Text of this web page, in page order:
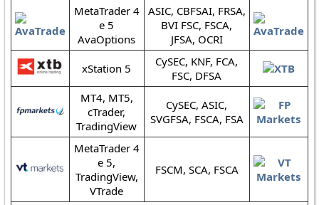
MetaTrader 4
e 5
AvaOptions
ASIC, CBFSAI, FRSA,
BVI FSC, FSCA,
JFSA, OCRI
xStation 5
CySEC, KNF, FCA,
FSC, DFSA
MT4, MT5,
cTrader,
TradingView
CySEC, ASIC,
SVGFSA, FSCA, FSA
MetaTrader 4
e 5,
TradingView,
VTrade
FSCM, SCA, FSCA